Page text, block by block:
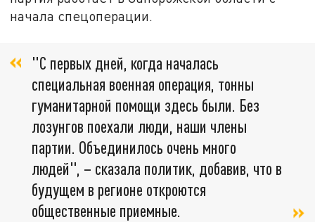
начала спецоперации.
"С первых дней, когда началась
специальная военная операция, тонны
гуманитарной помощи здесь были. Без
лозунгов поехали люди, наши члены
партии. Объединилось очень много
людей", – сказала политик, добавив, что в
будущем в регионе откроются
общественные приемные.